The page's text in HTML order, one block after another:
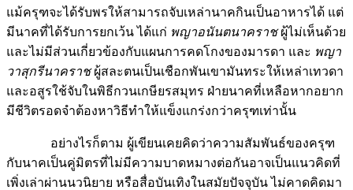
แม้ครุฑจะได้รับพรให้สามารถจับเหล่านาคกินเป็นอาหารได้ แต่
มีนาคที่ได้รับการยกเว้น ได้แก่ พญาอนันตนาคราชผู้ไม่เห็นด้วย
และไม่มีส่วนเกี่ยวข้องกับแผนการคดโกงของมารดา และ พญา
วาสุกรีนาคราชผู้สละตนเป็นเชือกพันเขามันทระให้เหล่าเทวดา
และอสูรใช้จับในพิธีกวนเกษียรสมุทร ฝ่ายนาคที่เหลือหากอยาก
มีชีวิตรอดจำต้องหาวิธีทำให้แข็งแกร่งกว่าครุฑเท่านั้น
อย่างไรก็ตาม ผู้เขียนเคยคิดว่าความสัมพันธ์ของครุฑ
กับนาคเป็นคู่มิตรที่ไม่มีความบาดหมางต่อกันอาจเป็นแนวคิดที่
เพิ่งเล่าผ่านนวนิยาย หรือสื่อบันเทิงในสมัยปัจจุบัน ไม่คาดคิดมา